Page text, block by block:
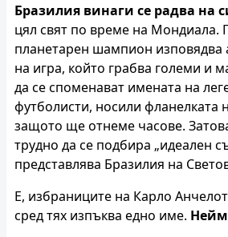
Бразилия винаги се радва на
цял свят по време на Мондиала.
планетарен шампион изповядва
на игра, който грабва големи и
да се споменават имената на
футболисти, носили фланелката
защото ще отнеме часове.
трудно да се подбира „идеален
представлява Бразилия на
Е, избраниците на Карло
сред тях изпъква едно име.